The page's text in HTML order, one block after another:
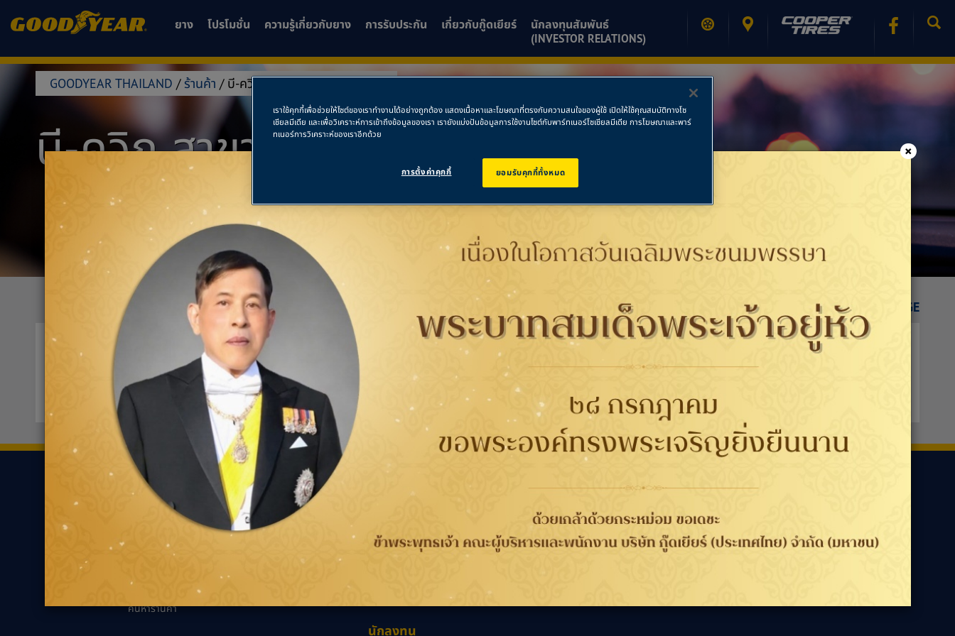
×
ยาง โปรโมชั่น ความรู้เกี่ยวกับยาง การรับประกัน เกี่ยวกับกู๊ดเยียร์
นักลงทุนสัมพันธ์
(INVESTOR RELATIONS)
GOODYEAR THAILAND / ร้านค้า / บี-ควิก สาขาพหลโยธิน ซอย 24
บี-ควิก สาขาพหลโยธิน ซอย 24
PRINT PAGE
บี-ควิก สาขาพหลโยธิน ซอย 24
1410/2 ถ.พหลโยธิน แขวงจอมพล
ขอเส้นทาง
B-Quik
ยาง
ค้นหาตามประเภทของ
ค้นหาตามประเภทรถยนต์
ตัวแทนจำหน่ายกู๊ด
เยียร์
ค้นหาร้านค้า
ความรู้เกี่ยวกับยาง
นวัตกรรมเพื่ออนาคต
แนะนำการเลือกยางที่
เหมาะกับรถคุณ
การรับประกัน
WORRY FREE ขับขี่
นักลงทุน
ความรับผิดชอบต่อสังคม
ร่วมงานกับเรา
ติดต่อเรา
เลือกประเทศ / ภูมิภาค
เราใช้คุกกี้เพื่อช่วยให้ไซต์ของเราทำงานได้อย่างถูกต้อง แสดงเนื้อหาและโฆษณาที่ตรงกับความสนใจของผู้ใช้ เปิดให้ใช้คุณสมบัติทางโซ
เชียลมีเดีย และเพื่อวิเคราะห์การเข้าถึงข้อมูลของเรา เรายังแบ่งปันข้อมูลการใช้งานไซต์กับพาร์ทเนอร์โซเชียลมีเดีย การโฆษณาและพาร์
ทเนอร์การวิเคราะห์ของเราอีกด้วย
ยอมรับคุกกี้ทั้งหมด
การตั้งค่าคุกกี้